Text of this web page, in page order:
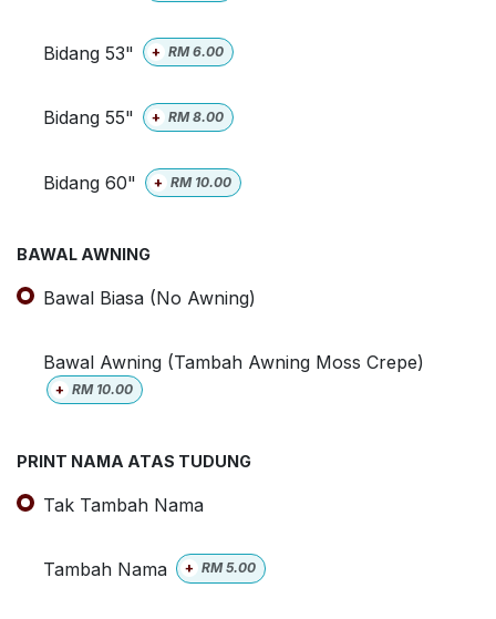
Bidang 53" + RM6.00
Bidang 55" + RM8.00
Bidang 60" + RM 10.00
BAWAL AWNING
Bawal Biasa (No Awning)
Bawal Awning (Tambah Awning Moss Crepe)
+ RM 10.00
PRINT NAMA ATAS TUDUNG
Tak Tambah Nama
Tambah Nama + RM5.00